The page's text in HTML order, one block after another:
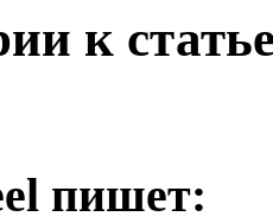
к
пишет: